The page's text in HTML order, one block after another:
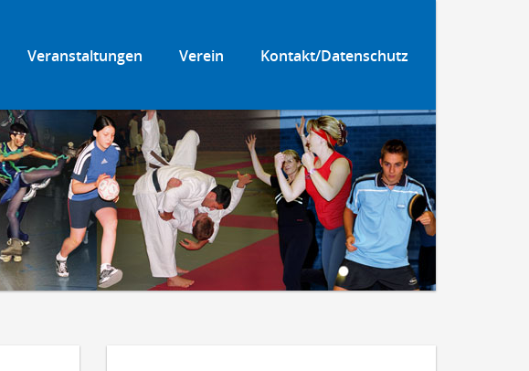
Kontakt/Datenschutz
Verein
Veranstaltungen